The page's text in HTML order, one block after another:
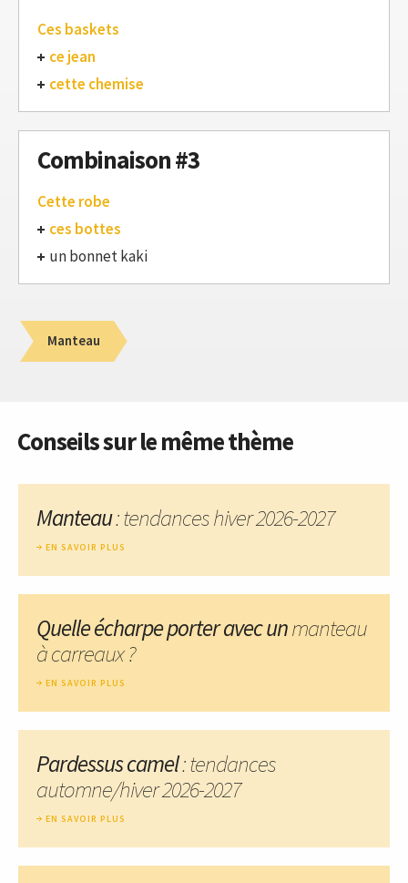
Ces baskets
ce jean
cette chemise
Combinaison #3
Cette robe
ces bottes
un bonnet kaki
Manteau
Conseils sur le même thème
Manteau: tendances hiver 2026-2027
EN SAVOIR PLUS
Quelle écharpe porter avec unmanteau
à carreaux ?
EN SAVOIR PLUS
Pardessus camel: tendances
automne/hiver 2026-2027
EN SAVOIR PLUS